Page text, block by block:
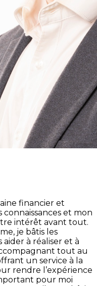
financier et
et mon
intérêt avant tout.
je bâtis les
à réaliser et à
tout au
un service à la
rendre l’expérience
pour moi